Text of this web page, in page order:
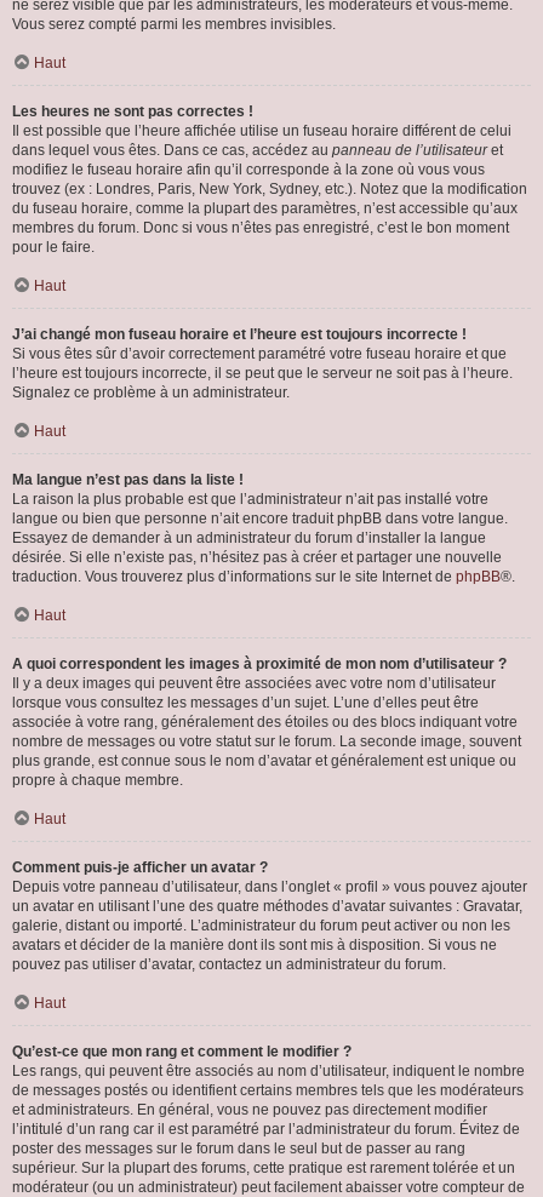
ne serez visible que par les administrateurs, les modérateurs et vous-même.
Vous serez compté parmi les membres invisibles.
Haut
Les heures ne sont pas correctes !
Il est possible que l’heure affichée utilise un fuseau horaire différent de celui
dans lequel vous êtes. Dans ce cas, accédez au panneau de l’utilisateuret
modifiez le fuseau horaire afin qu’il corresponde à la zone où vous vous
trouvez (ex : Londres, Paris, New York, Sydney, etc.). Notez que la modification
du fuseau horaire, comme la plupart des paramètres, n’est accessible qu’aux
membres du forum. Donc si vous n’êtes pas enregistré, c’est le bon moment
pour le faire.
Haut
J’ai changé mon fuseau horaire et l’heure est toujours incorrecte !
Si vous êtes sûr d’avoir correctement paramétré votre fuseau horaire et que
l’heure est toujours incorrecte, il se peut que le serveur ne soit pas à l’heure.
Signalez ce problème à un administrateur.
Haut
Ma langue n’est pas dans la liste !
La raison la plus probable est que l’administrateur n’ait pas installé votre
langue ou bien que personne n’ait encore traduit phpBB dans votre langue.
Essayez de demander à un administrateur du forum d’installer la langue
désirée. Si elle n’existe pas, n’hésitez pas à créer et partager une nouvelle
traduction. Vous trouverez plus d’informations sur le site Internet de phpBB®.
Haut
A quoi correspondent les images à proximité de mon nom d’utilisateur ?
Il y a deux images qui peuvent être associées avec votre nom d’utilisateur
lorsque vous consultez les messages d’un sujet. L’une d’elles peut être
associée à votre rang, généralement des étoiles ou des blocs indiquant votre
nombre de messages ou votre statut sur le forum. La seconde image, souvent
plus grande, est connue sous le nom d’avatar et généralement est unique ou
propre à chaque membre.
Haut
Comment puis-je afficher un avatar ?
Depuis votre panneau d’utilisateur, dans l’onglet « profil » vous pouvez ajouter
un avatar en utilisant l’une des quatre méthodes d’avatar suivantes : Gravatar,
galerie, distant ou importé. L’administrateur du forum peut activer ou non les
avatars et décider de la manière dont ils sont mis à disposition. Si vous ne
pouvez pas utiliser d’avatar, contactez un administrateur du forum.
Haut
Qu’est-ce que mon rang et comment le modifier ?
Les rangs, qui peuvent être associés au nom d’utilisateur, indiquent le nombre
de messages postés ou identifient certains membres tels que les modérateurs
et administrateurs. En général, vous ne pouvez pas directement modifier
l’intitulé d’un rang car il est paramétré par l’administrateur du forum. Évitez de
poster des messages sur le forum dans le seul but de passer au rang
supérieur. Sur la plupart des forums, cette pratique est rarement tolérée et un
modérateur (ou un administrateur) peut facilement abaisser votre compteur de